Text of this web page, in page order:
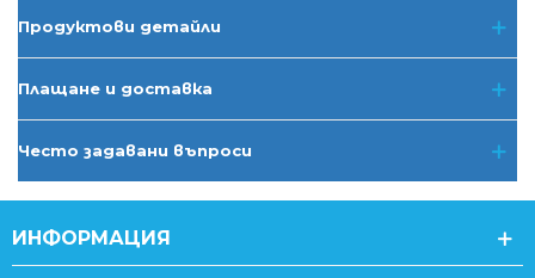
Продуктови детайли
Плащане и доставка
Често задавани въпроси
ИНФОРМАЦИЯ